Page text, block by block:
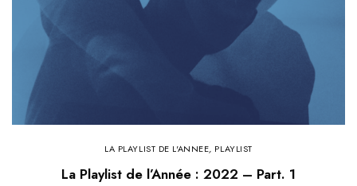
LA PLAYLIST DE L'ANNEE, PLAYLIST
La Playlist de l’Année : 2022 – Part. 1